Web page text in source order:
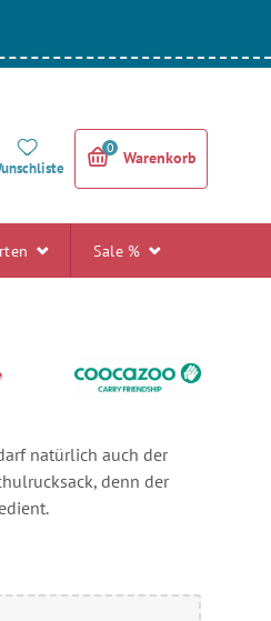
0
Warenkorb
Sale %
natürlich auch der
denn der